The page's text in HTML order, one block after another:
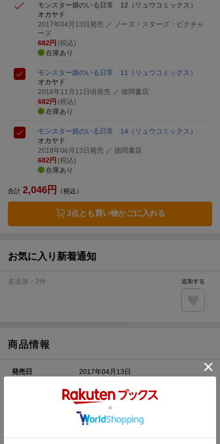
モンスター娘のいる日常 12 （リュウコミックス）
オカヤド
2017年04月13日発売 ／ ノース・スターズ・ピクチャ
ーズ
682 円 (税込)
在庫あり
モンスター娘のいる日常 11
（リュウコミックス）
オカヤド
2016年11月11日頃発売 ／ 徳間書店
682 円 (税込)
在庫あり
モンスター娘のいる日常 14 （リュウコミックス）
オカヤド
2018年06月13日発売 ／ 徳間書店
682 円 (税込)
在庫あり
合計 2,046円 （税込）
3点とも買い物かごに入れる
お気に入り新着通知
未追加： 2件 追加する
商品情報
発売日 2017年04月13日
オカヤド
モンスター娘のいる日常
モンスター娘のいる日常